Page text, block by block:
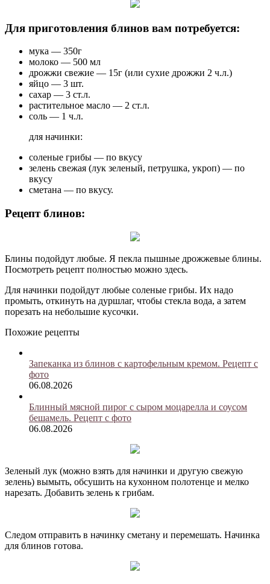
Для приготовления блинов вам потребуется:
мука — 350г
молоко — 500 мл
дрожжи свежие — 15г (или сухие дрожжи 2 ч.л.)
яйцо — 3 шт.
сахар — 3 ст.л.
растительное масло — 2 ст.л.
соль — 1 ч.л.
для начинки:
соленые грибы — по вкусу
зелень свежая (лук зеленый, петрушка, укроп) — по
вкусу
сметана — по вкусу.
Рецепт блинов:
Блины подойдут любые. Я пекла пышные дрожжевые блины.
Посмотреть рецепт полностью можно здесь.
Для начинки подойдут любые соленые грибы. Их надо
промыть, откинуть на дуршлаг, чтобы стекла вода, а затем
порезать на небольшие кусочки.
Похожие рецепты
Запеканка из блинов с картофельным кремом. Рецепт с
фото
06.08.2026
Блинный мясной пирог с сыром моцарелла и соусом
бешамель. Рецепт с фото
06.08.2026
Зеленый лук (можно взять для начинки и другую свежую
зелень) вымыть, обсушить на кухонном полотенце и мелко
нарезать. Добавить зелень к грибам.
Следом отправить в начинку сметану и перемешать. Начинка
для блинов готова.